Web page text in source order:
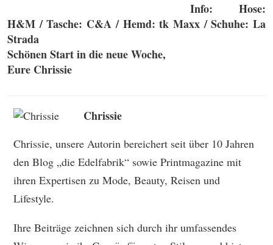
Info: Hose:
H&M / Tasche: C&A / Hemd: tk Maxx / Schuhe: La
Strada
Schönen Start in die neue Woche,
Eure Chrissie
Chrissie
Chrissie, unsere Autorin bereichert seit über 10 Jahren
den Blog „die Edelfabrik“ sowie Printmagazine mit
ihren Expertisen zu Mode, Beauty, Reisen und
Lifestyle.
Ihre Beiträge zeichnen sich durch ihr umfassendes